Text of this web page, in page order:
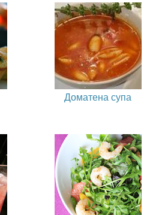
Доматена супа